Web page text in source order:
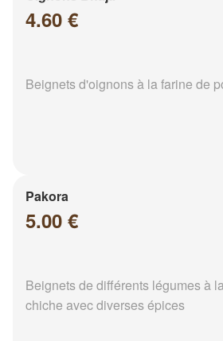
4.60 €
Beignets d'oignons à la farine de
Pakora
5.00 €
Beignets de différents légumes à
chiche avec diverses épices